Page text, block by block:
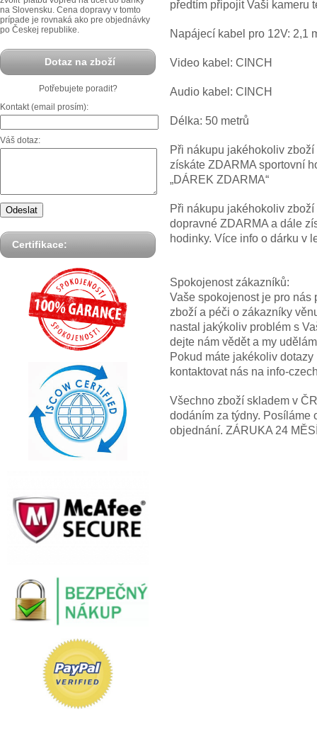
na Slovensku. Cena dopravy v tomto
prípade je rovnaká ako pre objednávky
po Českej republike.
Dotaz na zboží
Potřebujete poradit?
Kontakt (email prosím):
Váš dotaz:
Certifikace:
předtím připojit Vaši kameru
Napájecí kabel pro 12V: 2,1
Video kabel: CINCH
Audio kabel: CINCH
Délka: 50 metrů
Při nákupu jakéhokoliv
získáte ZDARMA sportovní
„DÁREK ZDARMA“
Při nákupu jakéhokoliv
dopravné ZDARMA a dále
hodinky. Více info o dárku v
Spokojenost zákazníků:
Vaše spokojenost je pro nás
zboží a péči o zákazníky
nastal jakýkoliv problém s
dejte nám vědět a my
Pokud máte jakékoliv
kontaktovat nás na info-
Všechno zboží skladem v
dodáním za týdny. Posíláme
objednání. ZÁRUKA 24